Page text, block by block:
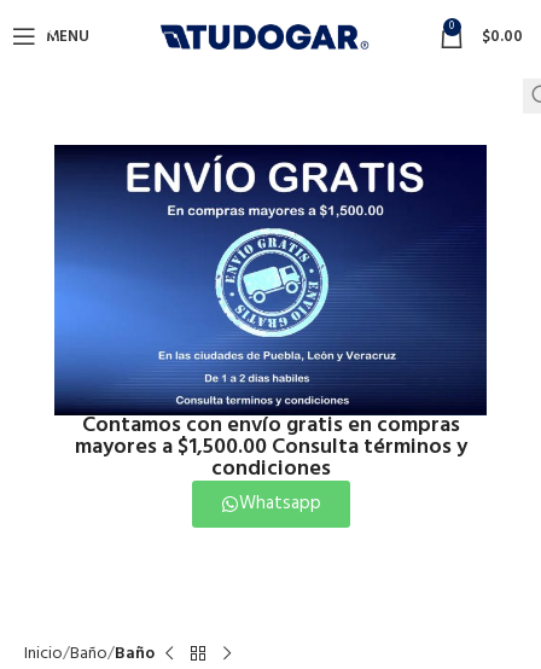
Contamos con envío gratis en compras
mayores a $1,500.00 Consulta términos y
condiciones
Whatsapp
MENU 0 $0.00
Inicio Baño Baño